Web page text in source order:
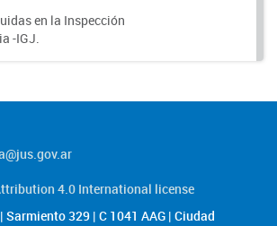
en la Inspección
-IGJ.
4.0 International license
329 | C 1041 AAG | Ciudad